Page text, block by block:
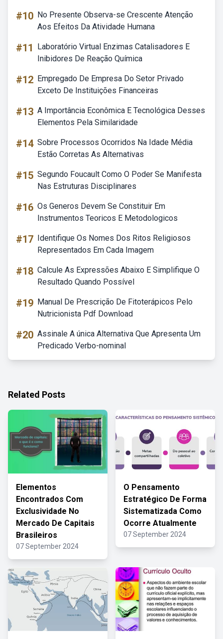
#10 No Presente Observa-se Crescente Atenção
Aos Efeitos Da Atividade Humana
#11
Laboratório Virtual Enzimas Catalisadores E
Inibidores De Reação Química
#12 Empregado De Empresa Do Setor Privado
Exceto De Instituições Financeiras
#13 A Importância Econômica E Tecnológica Desses
Elementos Pela Similaridade
#14 Sobre Processos Ocorridos Na Idade Média
Estão Corretas As Alternativas
#15 Segundo Foucault Como O Poder Se Manifesta
Nas Estruturas Disciplinares
#16 Os Generos Devem Se Constituir Em
Instrumentos Teoricos E Metodologicos
#17 Identifique Os Nomes Dos Ritos Religiosos
Representados Em Cada Imagem
#18 Calcule As Expressões Abaixo E Simplifique O
Resultado Quando Possível
#19 Manual De Prescrição De Fitoterápicos Pelo
Nutricionista Pdf Download
#20 Assinale A única Alternativa Que Apresenta Um
Predicado Verbo-nominal
Related Posts
Elementos
Encontrados Com
Exclusividade No
Mercado De Capitais
Brasileiros
07 September 2024
O Pensamento
Estratégico De Forma
Sistematizada Como
Ocorre Atualmente
07 September 2024